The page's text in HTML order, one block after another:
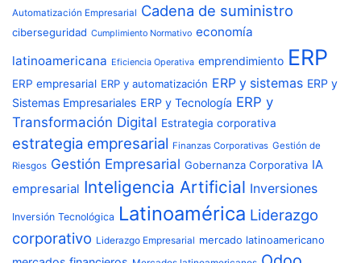
Automatización Empresarial Cadena de suministro
ciberseguridad Cumplimiento Normativo economía
latinoamericana Eficiencia Operativa emprendimiento ERP
ERP empresarial ERP y automatización ERP y sistemas ERP y
Sistemas Empresariales ERP y Tecnología ERP y
Transformación Digital Estrategia corporativa
estrategia empresarial Finanzas Corporativas Gestión de
Riesgos Gestión Empresarial Gobernanza Corporativa IA
empresarial Inteligencia Artificial Inversiones
Inversión Tecnológica Latinoamérica Liderazgo
corporativo Liderazgo Empresarial mercado latinoamericano